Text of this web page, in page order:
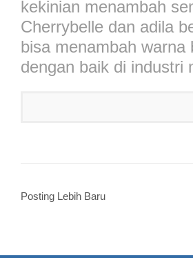
kekinian menambah
Cherrybelle dan adila
bisa menambah
dengan baik di industri
Posting Lebih Baru